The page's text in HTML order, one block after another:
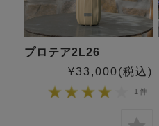
プロテア2L26
¥33,000(税込)
1件